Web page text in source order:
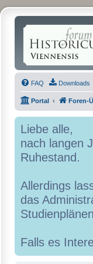
FAQ Downloads
Portal Foren-
Liebe alle,
nach langen
Ruhestand.
Allerdings
das
Falls es